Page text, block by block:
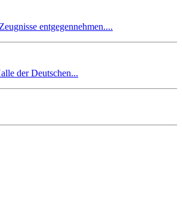
entgegennehmen....
der Deutschen...